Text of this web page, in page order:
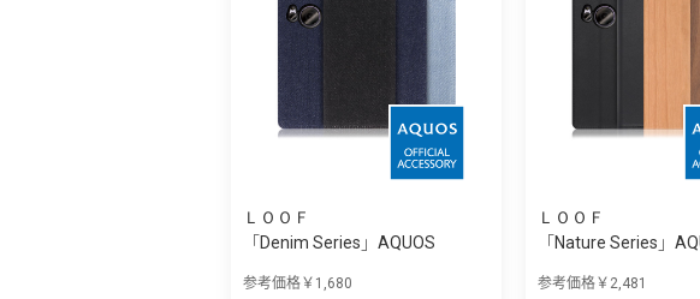
ＬＯＯＦ
「Denim Series」AQUOS
参考価格￥1,680
ＬＯＯＦ
「Nature Series」
参考価格￥2,481